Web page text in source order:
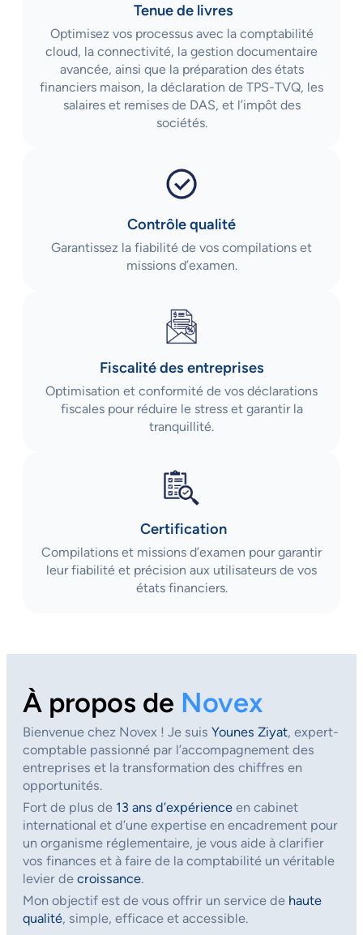
Tenue de livres
Optimisez vos processus avec la comptabilité
cloud, la connectivité, la gestion documentaire
avancée, ainsi que la préparation des états
financiers maison, la déclaration de TPS-TVQ, les
salaires et remises de DAS, et l’impôt des
sociétés.
Contrôle qualité
Garantissez la fiabilité de vos compilations et
missions d’examen.
Fiscalité des entreprises
Optimisation et conformité de vos déclarations
fiscales pour réduire le stress et garantir la
tranquillité.
Certification
Compilations et missions d’examen pour garantir
leur fiabilité et précision aux utilisateurs de vos
états financiers.
À propos de Novex
Bienvenue chez Novex ! Je suis Younes Ziyat, expert-
comptable passionné par l’accompagnement des
entreprises et la transformation des chiffres en
opportunités.
Fort de plus de 13 ans d’expérience en cabinet
international et d’une expertise en encadrement pour
un organisme réglementaire, je vous aide à clarifier
vos finances et à faire de la comptabilité un véritable
levier de croissance.
Mon objectif est de vous offrir un service de haute
qualité, simple, efficace et accessible.